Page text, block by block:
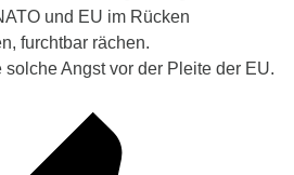
und EU im Rücken
furchtbar rächen.
Angst vor der Pleite der EU.